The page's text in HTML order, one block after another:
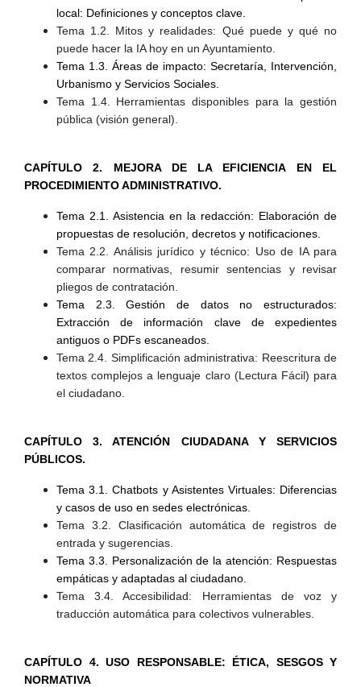
local: Definiciones y conceptos clave.
Tema 1.2. Mitos y realidades: Qué puede y qué no
puede hacer la IA hoy en un Ayuntamiento.
Tema 1.3. Áreas de impacto: Secretaría, Intervención,
Urbanismo y Servicios Sociales.
Tema 1.4. Herramientas disponibles para la gestión
pública (visión general).
CAPÍTULO 2. MEJORA DE LA EFICIENCIA EN EL
PROCEDIMIENTO ADMINISTRATIVO.
Tema 2.1. Asistencia en la redacción: Elaboración de
propuestas de resolución, decretos y notificaciones.
Tema 2.2. Análisis jurídico y técnico: Uso de IA para
comparar normativas, resumir sentencias y revisar
pliegos de contratación.
Tema 2.3. Gestión de datos no estructurados:
Extracción de información clave de expedientes
antiguos o PDFs escaneados.
Tema 2.4. Simplificación administrativa: Reescritura de
textos complejos a lenguaje claro (Lectura Fácil) para
el ciudadano.
CAPÍTULO 3. ATENCIÓN CIUDADANA Y SERVICIOS
PÚBLICOS.
Tema 3.1. Chatbots y Asistentes Virtuales: Diferencias
y casos de uso en sedes electrónicas.
Tema 3.2. Clasificación automática de registros de
entrada y sugerencias.
Tema 3.3. Personalización de la atención: Respuestas
empáticas y adaptadas al ciudadano.
Tema 3.4. Accesibilidad: Herramientas de voz y
traducción automática para colectivos vulnerables.
CAPÍTULO 4. USO RESPONSABLE: ÉTICA, SESGOS Y
NORMATIVA